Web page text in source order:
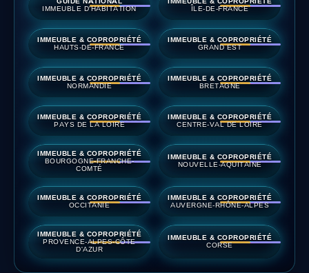
IMMEUBLE D'HABITATION
ÎLE-DE-FRANCE
IMMEUBLE & COPROPRIÉTÉ
HAUTS-DE-FRANCE
IMMEUBLE & COPROPRIÉTÉ
GRAND EST
IMMEUBLE & COPROPRIÉTÉ
NORMANDIE
IMMEUBLE & COPROPRIÉTÉ
BRETAGNE
IMMEUBLE & COPROPRIÉTÉ
PAYS DE LA LOIRE
IMMEUBLE & COPROPRIÉTÉ
CENTRE-VAL DE LOIRE
IMMEUBLE & COPROPRIÉTÉ
BOURGOGNE-FRANCHE-
COMTÉ
IMMEUBLE & COPROPRIÉTÉ
NOUVELLE-AQUITAINE
IMMEUBLE & COPROPRIÉTÉ
OCCITANIE
IMMEUBLE & COPROPRIÉTÉ
AUVERGNE-RHÔNE-ALPES
IMMEUBLE & COPROPRIÉTÉ
PROVENCE-ALPES-CÔTE
D'AZUR
IMMEUBLE & COPROPRIÉTÉ
CORSE